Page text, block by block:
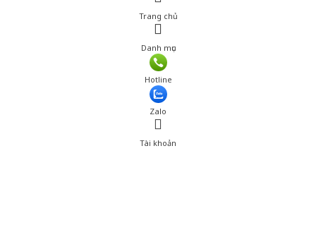
Trang chủ
Danh mục
Hotline
Zalo
Tài khoản